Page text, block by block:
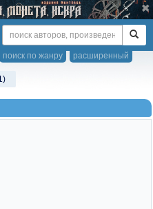
расширенный
поиск по жанру